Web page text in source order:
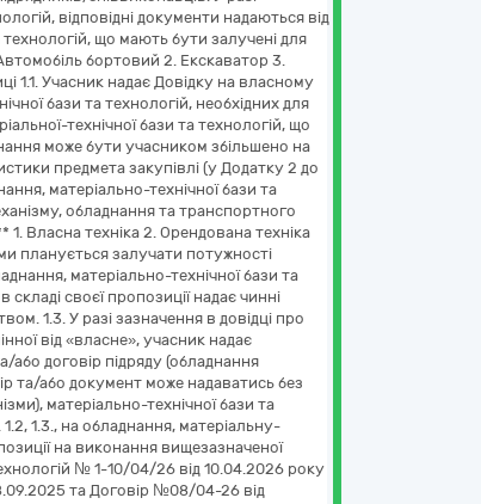
відповідні документи надаються від
технологій, що мають бути залучені для
бортовий 2. Екскаватор 3.
Учасник надає Довідку на власному
бази та технологій, необхідних для
технічної бази та технологій, що
може бути учасником збільшено на
предмета закупівлі (у Додатку 2 до
матеріально-технічної бази та
обладнання та транспортного
Власна техніка 2. Орендована техніка
планується залучати потужності
матеріально-технічної бази та
своєї пропозиції надає чинні
1.3. У разі зазначення в довідці про
від «власне», учасник надає
або договір підряду (обладнання
та/або документ може надаватись без
матеріально-технічної бази та
1.3., на обладнання, матеріальну-
на виконання вищезазначеної
№ 1-10/04/26 від 10.04.2026 року
та Договір №08/04-26 від